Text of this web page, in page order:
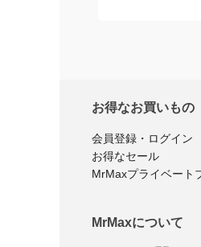
お得なお買いもの
会員登録・ログイン
お得なセール
MrMaxプライベート
MrMaxについて